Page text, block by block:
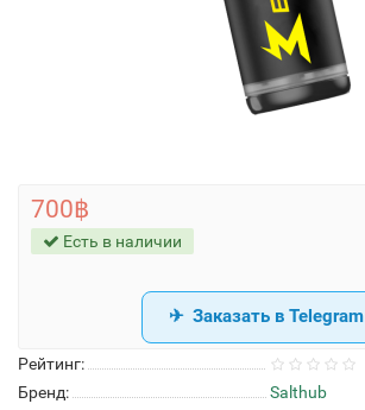
Рейтинг:
Бренд:
Salthub
700฿
Есть в наличии
Заказать в Telegram